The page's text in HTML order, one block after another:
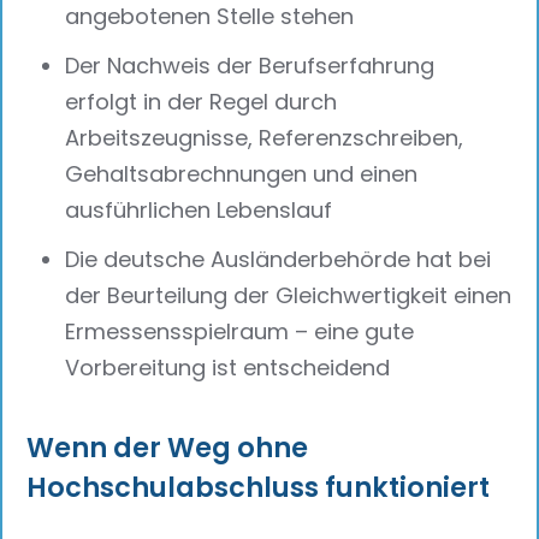
angebotenen Stelle stehen
Der Nachweis der Berufserfahrung
erfolgt in der Regel durch
Arbeitszeugnisse, Referenzschreiben,
Gehaltsabrechnungen und einen
ausführlichen Lebenslauf
Die deutsche Ausländerbehörde hat bei
der Beurteilung der Gleichwertigkeit einen
Ermessensspielraum – eine gute
Vorbereitung ist entscheidend
Wenn der Weg ohne
Hochschulabschluss funktioniert